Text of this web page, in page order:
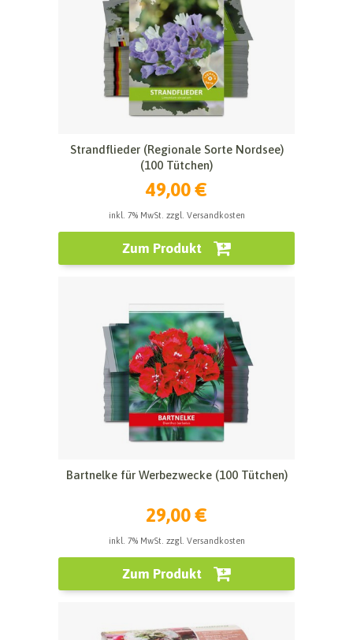
Strandflieder (Regionale Sorte Nordsee)
(100 Tütchen)
49,00 €
inkl. 7% MwSt. zzgl. Versandkosten
Zum Produkt
Bartnelke für Werbezwecke (100 Tütchen)
29,00 €
inkl. 7% MwSt. zzgl. Versandkosten
Zum Produkt